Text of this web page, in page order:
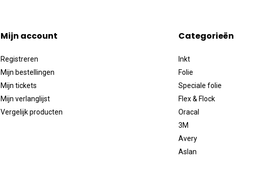
Mijn account
Registreren
Mijn bestellingen
Mijn tickets
Mijn verlanglijst
Vergelijk producten
Categorieën
Inkt
Folie
Speciale folie
Flex & Flock
Oracal
3M
Avery
Aslan